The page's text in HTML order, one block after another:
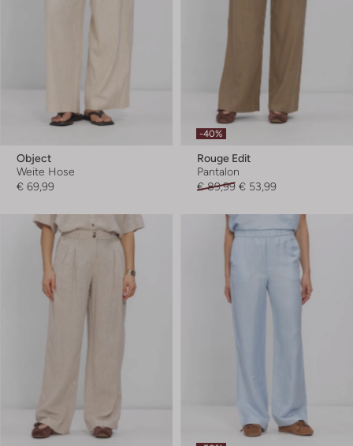
Object
Weite Hose
€ 69,99
-40%
Rouge Edit
Pantalon
€ 89,99 € 53,99